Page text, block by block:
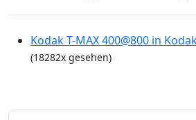
Kodak T-MAX 400@800 in
(18282x gesehen)